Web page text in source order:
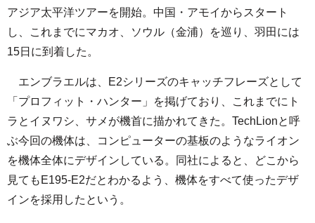
アジア太平洋ツアーを開始。中国・アモイからスタート
し、これまでにマカオ、ソウル（金浦）を巡り、羽田には
15日に到着した。
エンブラエルは、E2シリーズのキャッチフレーズとして
「プロフィット・ハンター」を掲げており、これまでにト
ラとイヌワシ、サメが機首に描かれてきた。TechLionと呼
ぶ今回の機体は、コンピューターの基板のようなライオン
を機体全体にデザインしている。同社によると、どこから
見てもE195-E2だとわかるよう、機体をすべて使ったデザ
インを採用したという。